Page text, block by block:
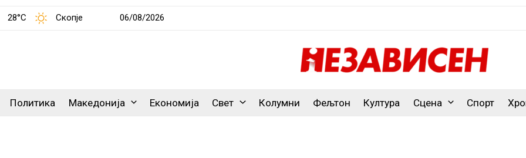
28°C Скопје 06/08/2026
Политика Македонија Економија Свет Колумни Фељтон Култура Сцена Спорт